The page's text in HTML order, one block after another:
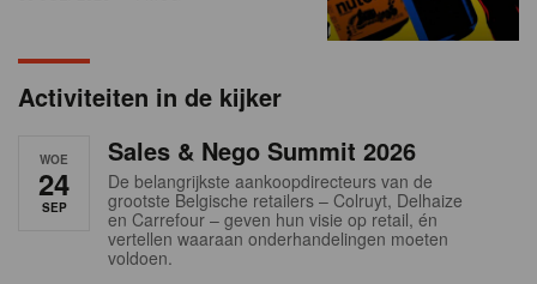
nActiviteiten in de kijker
WOE
24
SEP
Sales & Nego Summit 2026
De belangrijkste aankoopdirecteurs van de
grootste Belgische retailers – Colruyt, Delhaize
en Carrefour – geven hun visie op retail, én
vertellen waaraan onderhandelingen moeten
voldoen.